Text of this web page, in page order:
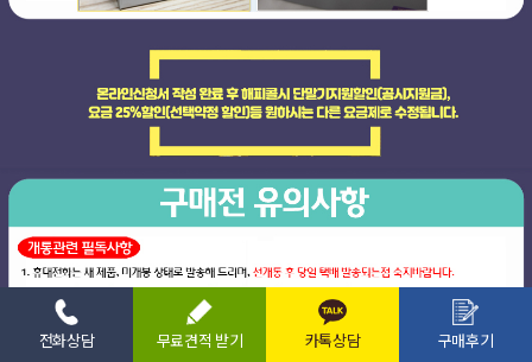
전화상담 무료견적 받기 카톡상담 구매후기